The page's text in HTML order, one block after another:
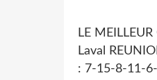
LE
Laval
: 7-15-8-11-